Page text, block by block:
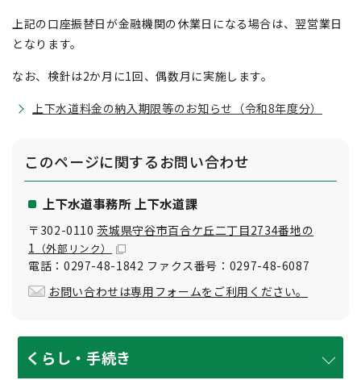
上記の口座振替日が金融機関の休業日になる場合は、翌営業日
となります。
なお、検針は2か月に1回、偶数月に実施します。
上下水道料金の納入期限等のお知らせ（令和8年度分）
このページに関するお問い合わせ
上下水道事務所 上下水道課
〒302-0110茨城県守谷市百合ケ丘二丁目2734番地の
1 （外部リンク）
電話：0297-48-1842 ファクス番号：0297-48-6087
お問い合わせは専用フォームをご利用ください。
くらし・手続き